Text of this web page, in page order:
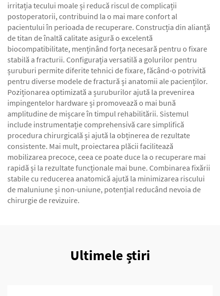
irritația tecului moale și reducă riscul de complicații
postoperatorii, contribuind la o mai mare confort al
pacientului în perioada de recuperare. Construcția din alianță
de titan de înaltă calitate asigură o excelentă
biocompatibilitate, menținând forța necesară pentru o fixare
stabilă a fracturii. Configurația versatilă a golurilor pentru
șuruburi permite diferite tehnici de fixare, făcând-o potrivită
pentru diverse modele de fractură și anatomii ale pacienților.
Poziționarea optimizată a șuruburilor ajută la prevenirea
impingentelor hardware și promovează o mai bună
amplitudine de mișcare în timpul rehabilitării. Sistemul
include instrumentație comprehensivă care simplifică
procedura chirurgicală și ajută la obținerea de rezultate
consistente. Mai mult, proiectarea plăcii facilitează
mobilizarea precoce, ceea ce poate duce la o recuperare mai
rapidă și la rezultate funcționale mai bune. Combinarea fixării
stabile cu reducerea anatomică ajută la minimizarea riscului
de maluniune și non-uniune, potențial reducând nevoia de
chirurgie de revizuire.
Ultimele știri